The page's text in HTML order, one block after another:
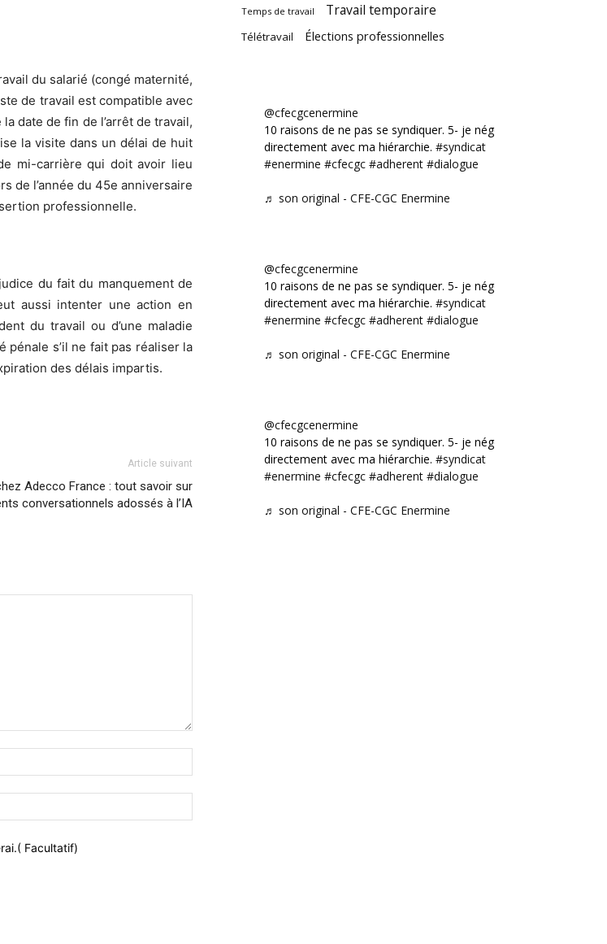
du salarié (congé maternité,
de travail est compatible avec
date de fin de l’arrêt de travail,
la visite dans un délai de huit
mi-carrière qui doit avoir lieu
de l’année du 45e anniversaire
professionnelle.
du fait du manquement de
aussi intenter une action en
du travail ou d’une maladie
pénale s’il ne fait pas réaliser la
des délais impartis.
Article suivant
Adecco France : tout savoir sur
conversationnels adossés à l’IA
Facultatif)
Temps de travail Travail temporaire
Télétravail Élections professionnelles
@cfecgcenermine
10 raisons de ne pas se syndiquer. 5- je négocie
directement avec ma hiérarchie. #syndicat
#enermine #cfecgc #adherent #dialogue
♬ son original - CFE-CGC Enermine
@cfecgcenermine
10 raisons de ne pas se syndiquer. 5- je négocie
directement avec ma hiérarchie. #syndicat
#enermine #cfecgc #adherent #dialogue
♬ son original - CFE-CGC Enermine
@cfecgcenermine
10 raisons de ne pas se syndiquer. 5- je négocie
directement avec ma hiérarchie. #syndicat
#enermine #cfecgc #adherent #dialogue
♬ son original - CFE-CGC Enermine